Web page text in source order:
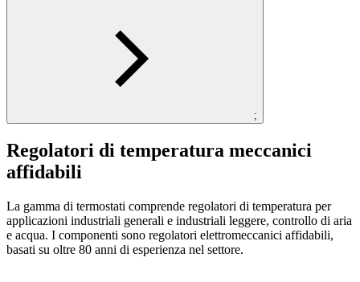
;
Regolatori di temperatura meccanici
affidabili
La gamma di termostati comprende regolatori di temperatura per
applicazioni industriali generali e industriali leggere, controllo di aria
e acqua. I componenti sono regolatori elettromeccanici affidabili,
basati su oltre 80 anni di esperienza nel settore.